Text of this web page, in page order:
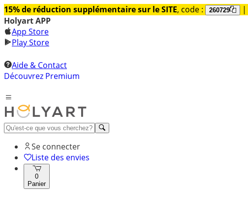
15% de réduction supplémentaire sur le SITE, code : 260729 |
Holyart APP
App Store
Play Store
Aide & Contact
Découvrez Premium
Se connecter
Liste des envies
0
Panier